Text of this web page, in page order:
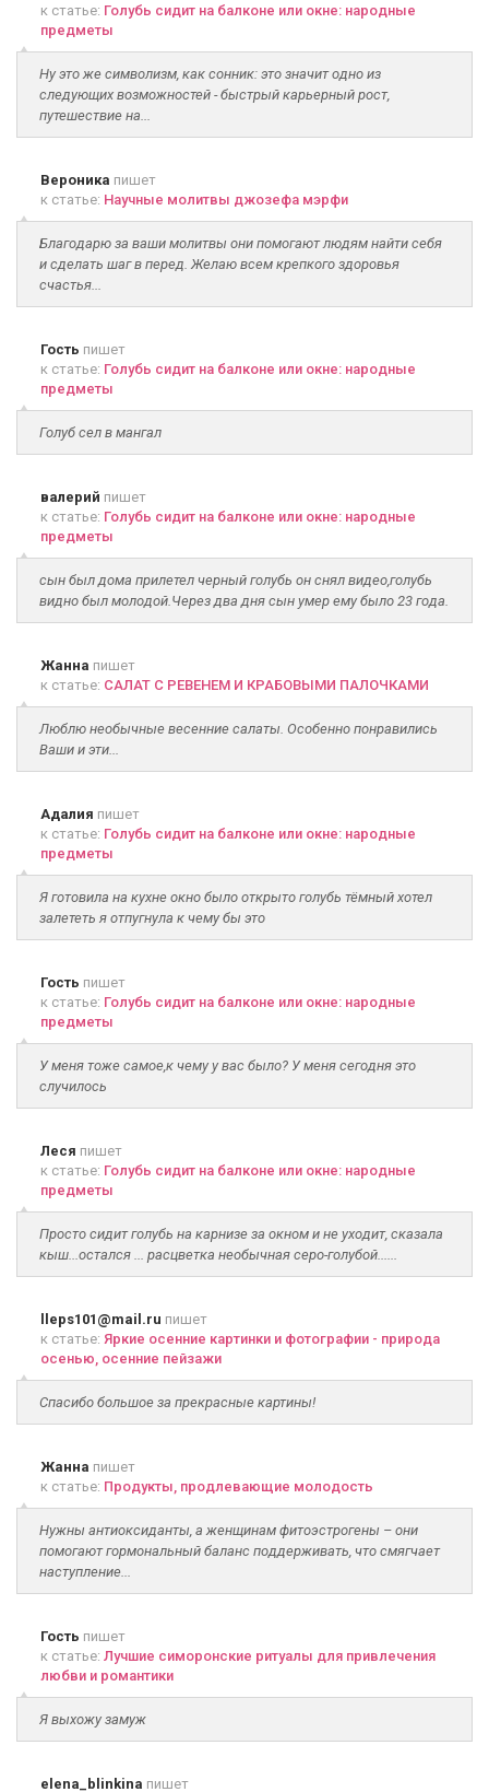
к статье: Голубь сидит на балконе или окне: народные
предметы
Ну это же символизм, как сонник: это значит одно из
следующих возможностей - быстрый карьерный рост,
путешествие на...
Вероника пишет
к статье: Научные молитвы джозефа мэрфи
Благодарю за ваши молитвы они помогают людям найти себя
и сделать шаг в перед. Желаю всем крепкого здоровья
счастья...
Гость пишет
к статье: Голубь сидит на балконе или окне: народные
предметы
Голуб сел в мангал
валерий пишет
к статье: Голубь сидит на балконе или окне: народные
предметы
сын был дома прилетел черный голубь он снял видео,голубь
видно был молодой.Через два дня сын умер ему было 23 года.
Жанна пишет
к статье: САЛАТ С РЕВЕНЕМ И КРАБОВЫМИ ПАЛОЧКАМИ
Люблю необычные весенние салаты. Особенно понравились
Ваши и эти...
Адалия пишет
к статье: Голубь сидит на балконе или окне: народные
предметы
Я готовила на кухне окно было открыто голубь тёмный хотел
залететь я отпугнула к чему бы это
Гость пишет
к статье: Голубь сидит на балконе или окне: народные
предметы
У меня тоже самое,к чему у вас было? У меня сегодня это
случилось
Леся пишет
к статье: Голубь сидит на балконе или окне: народные
предметы
Просто сидит голубь на карнизе за окном и не уходит, сказала
кыш...остался ... расцветка необычная серо-голубой......
lleps101@mail.ru пишет
к статье: Яркие осенние картинки и фотографии - природа
осенью, осенние пейзажи
Спасибо большое за прекрасные картины!
Жанна пишет
к статье: Продукты, продлевающие молодость
Нужны антиоксиданты, а женщинам фитоэстрогены – они
помогают гормональный баланс поддерживать, что смягчает
наступление...
Гость пишет
к статье: Лучшие симоронские ритуалы для привлечения
любви и романтики
Я выхожу замуж
elena_blinkina пишет